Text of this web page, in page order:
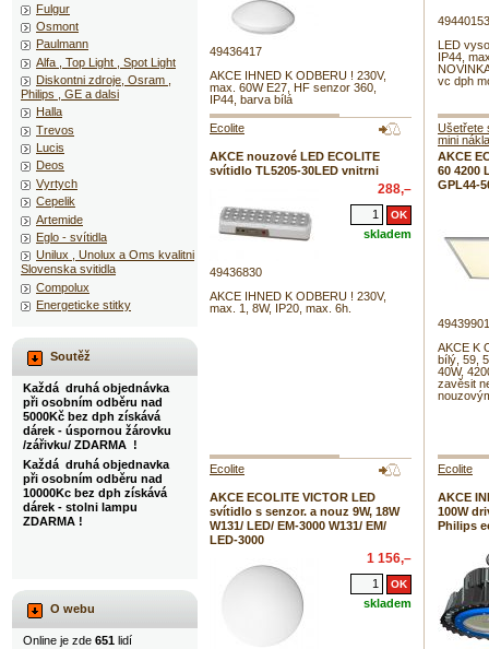
49436417
AKCE IHNED K ODBERU ! 230V,
max. 60W E27, HF senzor 360,
IP44, barva bílá
49440153
LED
IP44,
vc dph
Ecolite
AKCE nouzové LED ECOLITE
svítidlo TL5205-30LED vnitrni
288,–
skladem
49436830
AKCE IHNED K ODBERU ! 230V,
max. 1, 8W, IP20, max. 6h.
Ušetřete
mini
AKCE
60 4200
GPL44-
49439901
AKCE K
bílý, 59,
40W,
zavěsit
Ecolite
AKCE ECOLITE VICTOR LED
svítidlo s senzor. a nouz 9W, 18W
W131/ LED/ EM-3000 W131/ EM/
LED-3000
1 156,–
skladem
Ecolite
AKCE
100W
Philips
Fulgur
Osmont
Paulmann
Alfa , Top Light , Spot Light
Diskontni zdroje, Osram ,
Philips , GE a dalsi
Halla
Trevos
Lucis
Deos
Vyrtych
Cepelik
Artemide
Eglo - svítidla
Unilux , Unolux a Oms kvalitni
Slovenska svitidla
Compolux
Energeticke stitky
Soutěž
Každá druhá objednávka
při osobním odběru nad
5000Kč bez dph získává
dárek - úspornou žárovku
/zářivku/ ZDARMA !
Každá druhá objednavka
při osobním odběru nad
10000Kc bez dph získává
dárek - stolni lampu
ZDARMA !
O webu
Online je zde 651 lidí